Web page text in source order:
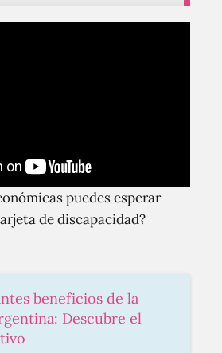
puedes esperar
de discapacidad?
beneficios de la
Descubre el